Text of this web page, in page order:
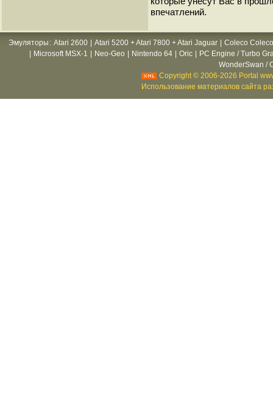
впечатлений.
Эмуляторы : Atari 2600 Atari 5200 + Atari 7800 + Atari Jaguar
Coleco
Microsoft MSX-1 Neo-Geo Nintendo 64 Oric
PC Engine / Turbo
WonderSwan /
Copyright © 2006-2026 Portal
Использование материалов сайта